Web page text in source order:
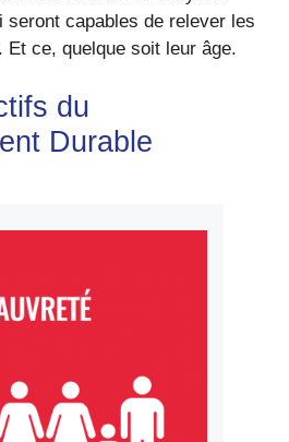
seront capables de relever les
ce, quelque soit leur âge.
du
Durable